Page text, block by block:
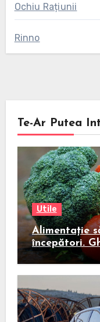
Ochiu Rațiunii
Rinno
Te-Ar Putea
Utile
Alimentație
începători.
de viață